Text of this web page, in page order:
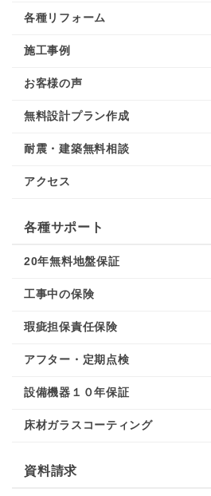
各種リフォーム
施工事例
お客様の声
無料設計プラン作成
耐震・建築無料相談
アクセス
各種サポート
20年無料地盤保証
工事中の保険
瑕疵担保責任保険
アフター・定期点検
設備機器１０年保証
床材ガラスコーティング
資料請求